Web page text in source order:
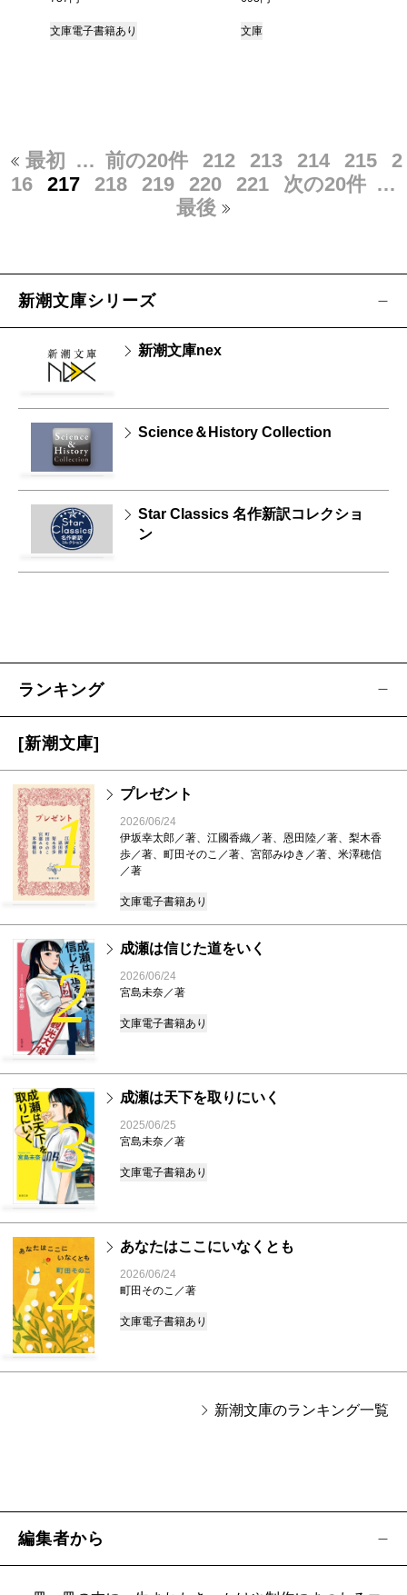
文庫電子書籍あり 文庫
最初 … 前の20件 212 213 214 215
2
16
217 218 219 220 221 次の20件 …
最後
新潮文庫シリーズ
新潮文庫nex
Science＆History Collection
Star Classics 名作新訳コレクショ
ン
ランキング
[新潮文庫]
1
プレゼント
2026/06/24
伊坂幸太郎／著、江國香織／著、恩田陸／著、梨木香
歩／著、町田そのこ／著、宮部みゆき／著、米澤穂信
／著
文庫電子書籍あり
2
成瀬は信じた道をいく
2026/06/24
宮島未奈／著
文庫電子書籍あり
3
成瀬は天下を取りにいく
2025/06/25
宮島未奈／著
文庫電子書籍あり
4
あなたはここにいなくとも
2026/06/24
町田そのこ／著
文庫電子書籍あり
新潮文庫のランキング一覧
編集者から